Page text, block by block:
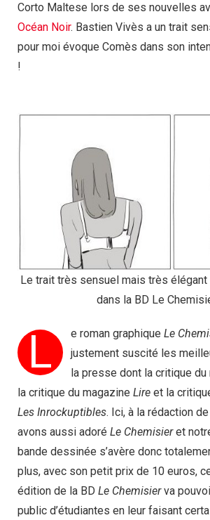
Corto Maltese lors de ses nouvelles
Océan Noir. Bastien Vivès a un trait
pour moi évoque Comès dans son
!
Le trait très sensuel mais très
dans la BD Le
L e roman graphique Le
justement suscité les
la presse dont la critique du
la critique du magazine Lire et la
Les Inrockuptibles. Ici, à la rédaction de
avons aussi adoré Le Chemisieret
bande dessinée s’avère donc
plus, avec son petit prix de 10 euros,
édition de la BD Le Chemisierva
public d’étudiantes en leur faisant